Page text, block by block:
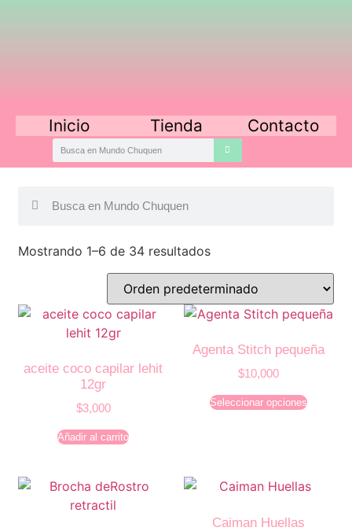
Inicio Tienda Contacto
Mostrando 1–6 de 34 resultados
aceite coco capilar lehit
12gr
$3,000
Añadir al carrito
Agenta Stitch pequeña
$10,000
Seleccionar opciones
Caiman Huellas